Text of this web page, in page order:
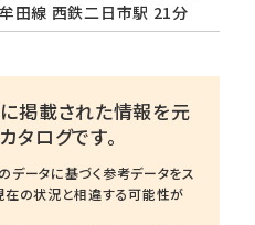
田線 西鉄二日市駅 21分
掲載された情報を元
タログです。
データに基づく参考データをス
在の状況と相違する可能性が